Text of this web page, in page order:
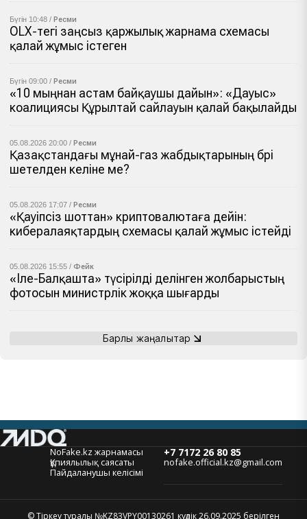
Бүгін 10:48 / Ресми
OLX-тегі заңсыз қаржылық жарнама схемасы
қалай жұмыс істеген
Бүгін 09:00 / Ресми
«10 мыңнан астам байқаушы дайын»: «Дауыс»
коалициясы Құрылтай сайлауын қалай бақылайды
05.08.2026 20:00 / Ресми
Қазақстандағы мұнай-газ жабдықтарының бәрі
шетелден әкеліне ме?
05.08.2026 17:07 / Ресми
«Қауіпсіз шоттан» криптовалютаға дейін:
кибералаяқтардың схемасы қалай жұмыс істейді
05.08.2026 15:55 / Фейк
«Іле-Балқашта» түсірілді делінген жолбарыстың
фотосын министрлік жоққа шығарды
Барлық жаңалықтар
+7 7172 26 80 85
nofake.official.kz@gmail.com
NoFake.kz жарнамасы
Құпиялылық саясаты
Пайдаланушы келісімі
© Тіркеу туралы №KZ83VPY00130261 куәлік 26.09.2025 берілген